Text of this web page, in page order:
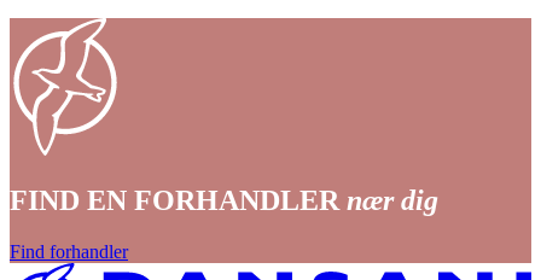
FIND EN FORHANDLER nær dig
Find forhandler